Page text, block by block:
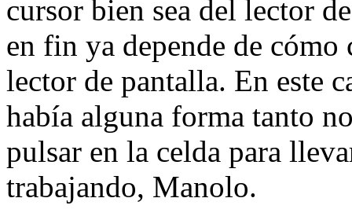
cursor bien sea del lector
en fin ya depende de
lector de pantalla. En este
había alguna forma tanto
pulsar en la celda para
trabajando, Manolo.